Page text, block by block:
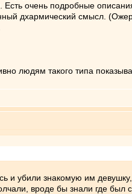
очень подробные
дхармический смысл.
людям такого типа
и убили знакомую им
вроде бы знали где был